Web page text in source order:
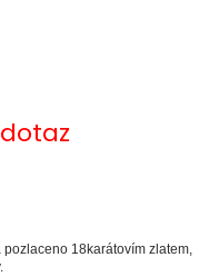
18karátovím zlatem,